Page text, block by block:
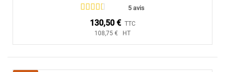
5 avis
130,50 € TTC
108,75 € HT